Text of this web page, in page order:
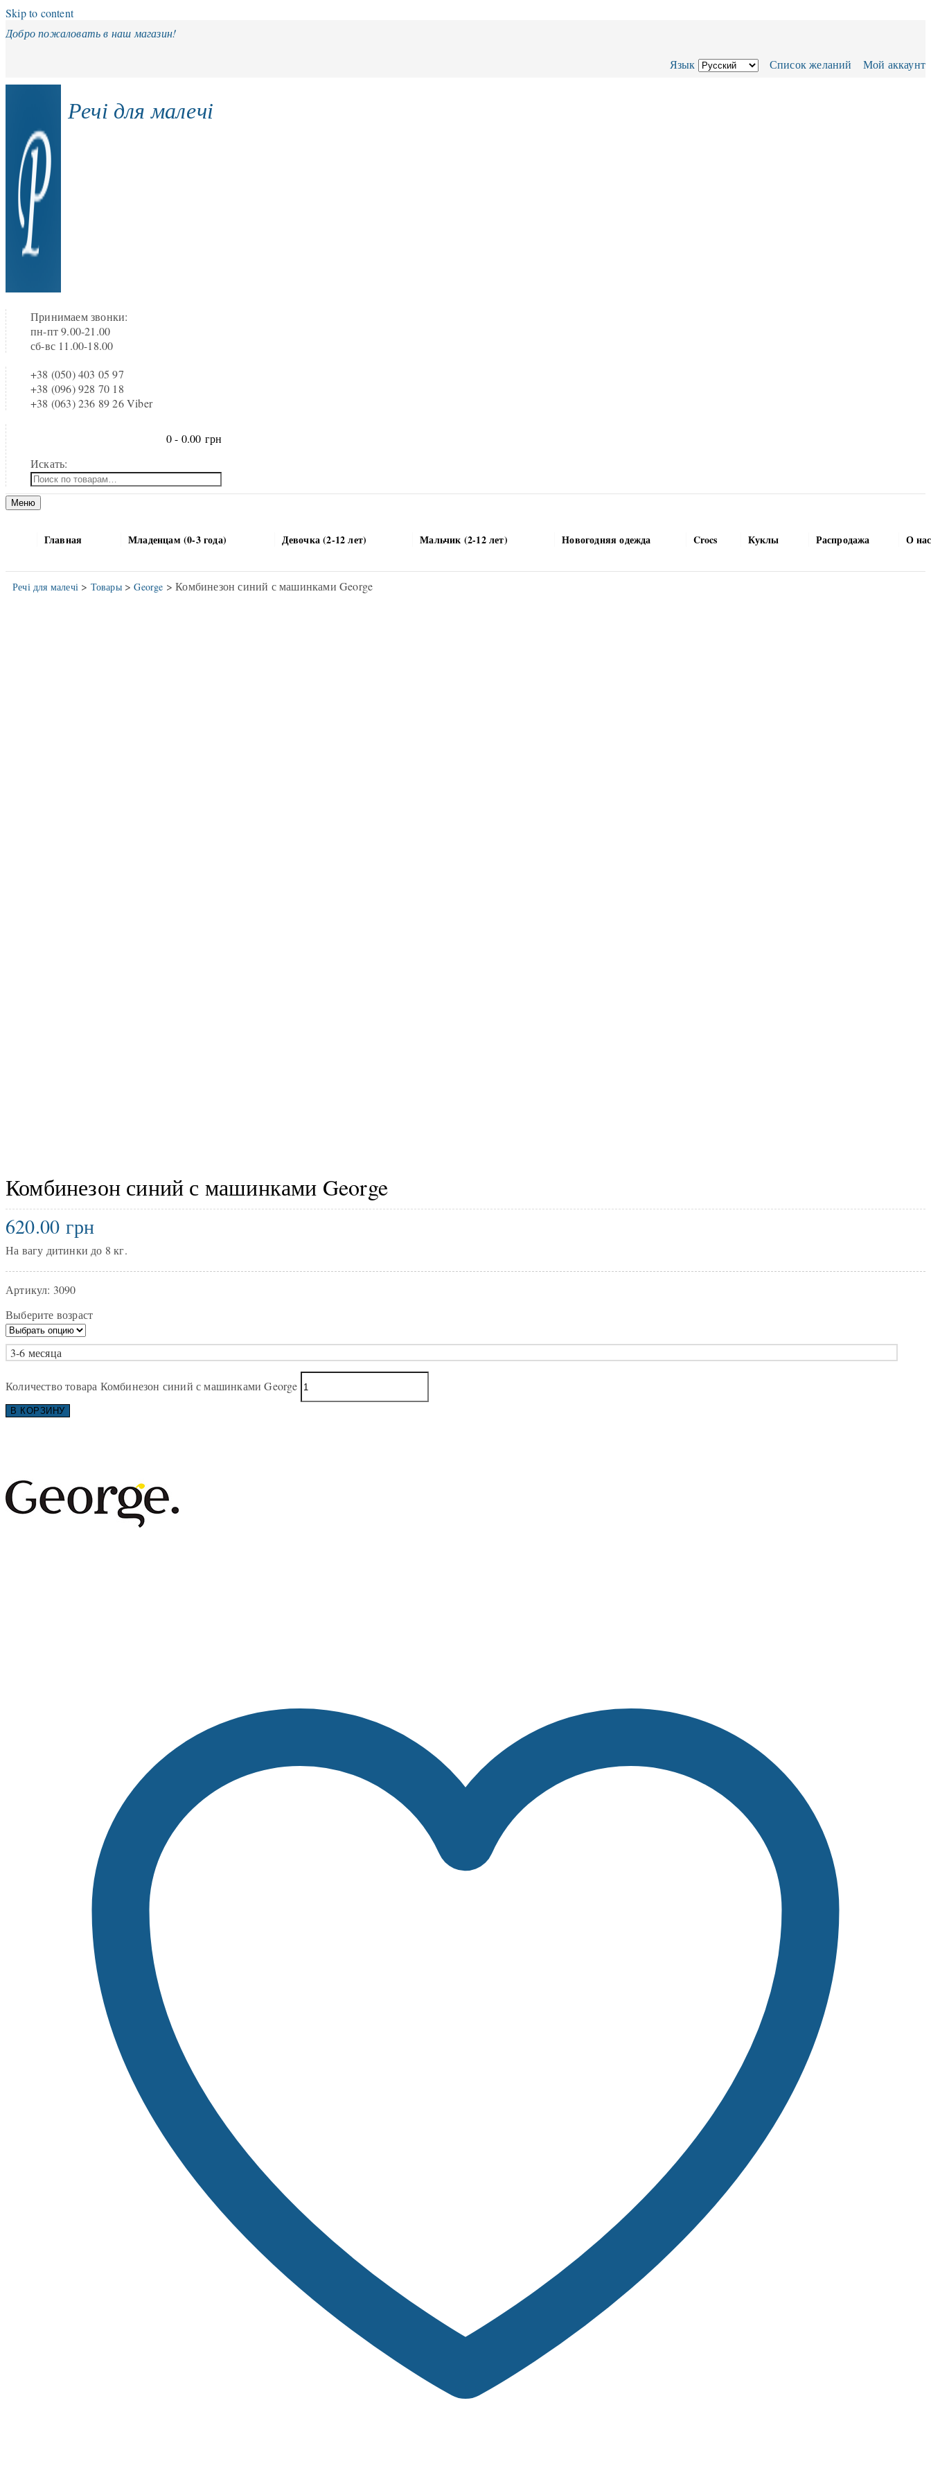
Skip to content
Добро пожаловать в наш магазин!
Язык Список желаний Мой аккаунт
Речі для малечі
Принимаем звонки:
пн-пт 9.00-21.00
сб-вс 11.00-18.00
+38 (050) 403 05 97
+38 (096) 928 70 18
+38 (063) 236 89 26 Viber
0 - 0.00 грн
Искать:
Меню
Главная Младенцам (0-3 года) Девочка (2-12 лет) Мальчик (2-12 лет) Новогодняя одежда Crocs Куклы Распродажа О нас
Речі для малечі > Товары>George > Комбинезон синий с машинками George
Комбинезон синий с машинками George
620.00грн
На вагу дитинки до 8 кг.
Артикул: 3090
Выберите возраст
3-6 месяца
Количество товара Комбинезон синий с машинками George
В КОРЗИНУ